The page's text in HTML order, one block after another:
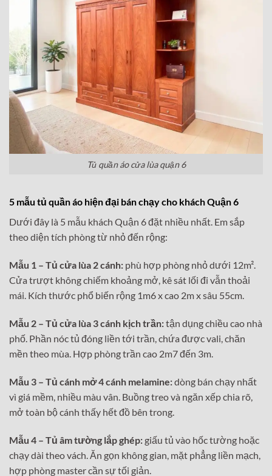
Tủ quần áo cửa lùa quận 6
5 mẫu tủ quần áo hiện đại bán chạy cho khách Quận 6
Dưới đây là 5 mẫu khách Quận 6 đặt nhiều nhất. Em sắp
theo diện tích phòng từ nhỏ đến rộng:
Mẫu 1 – Tủ cửa lùa 2 cánh: phù hợp phòng nhỏ dưới 12m².
Cửa trượt không chiếm khoảng mở, kê sát lối đi vẫn thoải
mái. Kích thước phổ biến rộng 1m6 x cao 2m x sâu 55cm.
Mẫu 2 – Tủ cửa lùa 3 cánh kịch trần:tận dụng chiều cao nhà
phố. Phần nóc tủ đóng liền tới trần, chứa được vali, chăn
mền theo mùa. Hợp phòng trần cao 2m7 đến 3m.
Mẫu 3 – Tủ cánh mở 4 cánh melamine:dòng bán chạy nhất
vì giá mềm, nhiều màu vân. Buồng treo và ngăn xếp chia rõ,
mở toàn bộ cánh thấy hết đồ bên trong.
Mẫu 4 – Tủ âm tường lắp ghép: giấu tủ vào hốc tường hoặc
chạy dài theo vách. Ăn gọn không gian, mặt phẳng liền mạch,
hợp phòng master cần sự tối giản.